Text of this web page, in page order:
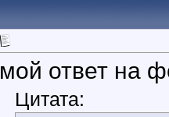
мой ответ на
Цитата: